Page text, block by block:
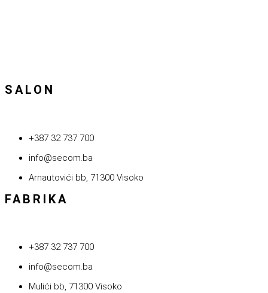
SALON
+387 32 737 700
info@secom.ba
Arnautovići bb, 71300 Visoko
FABRIKA
+387 32 737 700
info@secom.ba
Mulići bb, 71300 Visoko